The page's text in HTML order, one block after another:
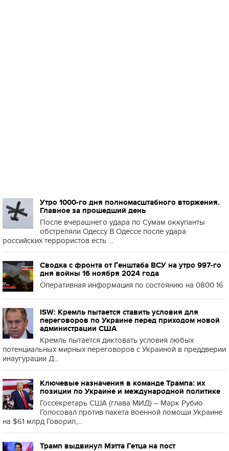
Утро 1000-го дня полномасштабного вторжения.
Главное за прошедший день
После вчерашнего удара по Сумам оккупанты
обстреляли Одессу В Одессе после удара
российских террористов есть ...
Сводка с фронта от Генштаба ВСУ на утро 997-го
дня войны 16 ноября 2024 года
Оперативная информация по состоянию на 0800 16
ISW: Кремль пытается ставить условия для
переговоров по Украине перед приходом новой
администрации США
Кремль пытается диктовать условия любых
потенциальных мирных переговоров с Украиной в преддверии
инаугурации Д...
Ключевые назначения в команде Трампа: их
позиции по Украине и международной политике
Госсекретарь США (глава МИД) – Марк Рубио
Голосовал против пакета военной помощи Украине
на $61 млрд Говорил,...
Трамп выдвинул Мэтта Гетца на пост